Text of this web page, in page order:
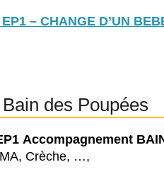
– CHANGE D’UN
des Poupées
Accompagnement
Crèche, …,